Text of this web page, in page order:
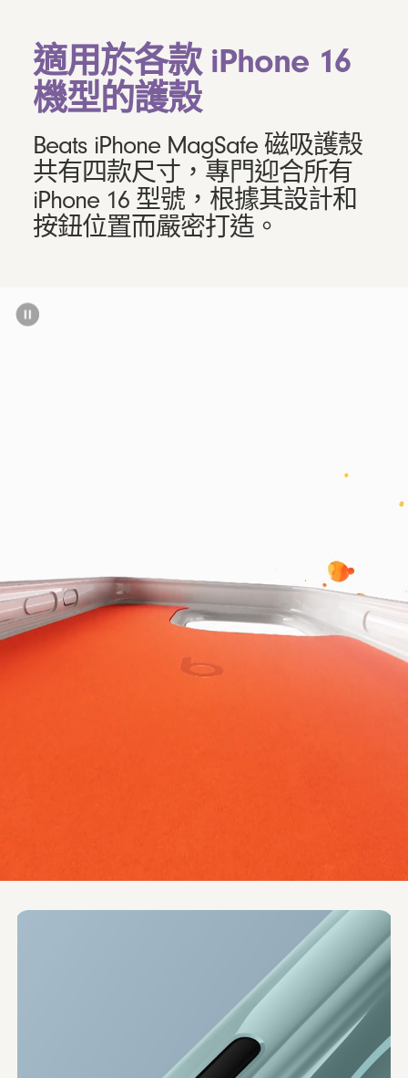
適用於各款 iPhone 16
機型的護殼
Beats iPhone MagSafe 磁吸護殼
共有四款尺寸，專門迎合所有
iPhone 16 型號，根據其設計和
按鈕位置而嚴密打造。